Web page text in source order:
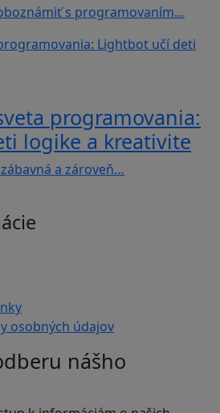
s programovaním…
programovania:
logike a kreativite
a zároveň…
osobných údajov
nášho